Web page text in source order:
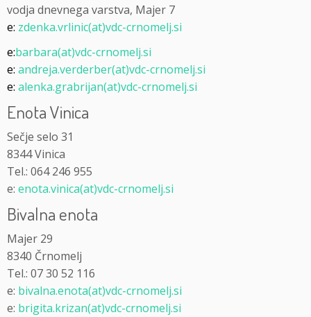
vodja dnevnega varstva, Majer 7
e: zdenka.vrlinic(at)vdc-crnomelj.si
e:barbara(at)vdc-crnomelj.si
e: andreja.verderber(at)vdc-crnomelj.si
e: alenka.grabrijan(at)vdc-crnomelj.si
Enota Vinica
Sečje selo 31
8344 Vinica
Tel.: 064 246 955
e: enota.vinica(at)vdc-crnomelj.si
Bivalna enota
Majer 29
8340 Črnomelj
Tel.: 07 30 52 116
e: bivalna.enota(at)vdc-crnomelj.si
e: brigita.krizan(at)vdc-crnomelj.si